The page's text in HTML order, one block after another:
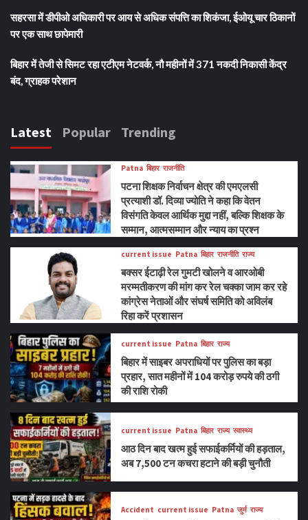
सहरसा में डीपीओ अधिकारी पर आय से अधिक संपत्ति का शिकंजा, ईओयू चार ठिकानों
पर एक साथ छापेमारी
बिहार में तेजी से सिमट रहा एटीएम नेटवर्क, नौ महीनों में 371 नकदी निकासी केंद्र
बंद, ग्राहक परेशान
Latest Popular Trending
Patna बिहार राजनीति
पटना शिक्षक निर्वाचन क्षेत्र की एमएलसी
प्रत्याशी डॉ. दिव्या ज्योति ने कहा कि वेतन
विसंगति केवल आर्थिक मुद्दा नहीं, बल्कि शिक्षक के
सम्मान, आत्मसम्मान और न्याय का प्रश्न
current issue Patna बिहार राजनीति राज्य
बक्सर ईटाढ़ी रेल गुमटी खोलने व आरओबी
मरम्मतीकरण की मांग कर रेल चक्का जाम कर रहे
कांग्रेस नेताओं और संघर्ष समिति को अविलंब
रिहा करें प्रशासन
current issue Patna बिहार राज्य
बिहार में साइबर अपराधियों पर पुलिस का बड़ा
प्रहार, सात महीनों में 104 करोड़ रुपये की ठगी
की राशि रोकी
current issue Patna बिहार राज्य स्वास्थ्य
आठ दिन बाद खत्म हुई सफाईकर्मियों की हड़ताल,
अब 7,500 टन कचरा हटाने की बड़ी चुनौती
Accident current issue Patna जुर्म राज्य